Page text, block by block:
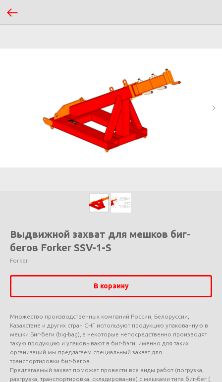
Выдвижной захват для мешков биг-
бегов Forker SSV-1-S
Forker
В корзину
Множество производственных компаний России, Белоруссии,
Казахстане и других стран СНГ используют продукцию упакованную в
мешки Биг-беги (big-bag), а некоторые непосредственно производят
такую продукцию и упаковывают в биг-бэги, именно для таких
организаций мы предлагаем специальный захват для
транспортировки биг-бегов.
Предлагаемый захват поможет провести все виды работ (погрузка,
разгрузка, транспортировка, складирование) с мешками типа биг-бег (